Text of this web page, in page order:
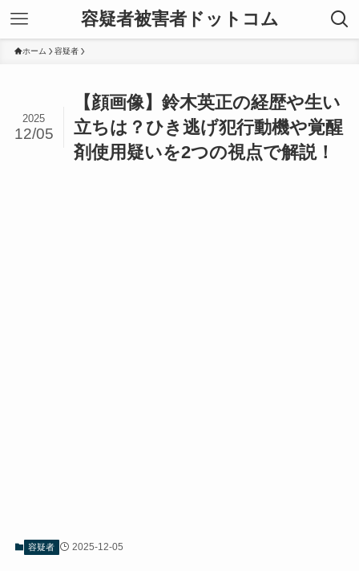
容疑者被害者ドットコム
ホーム 容疑者
【顔画像】鈴木英正の経歴や生い
立ちは？ひき逃げ犯行動機や覚醒
剤使用疑いを2つの視点で解説！
2025
12/05
容疑者 2025-12-05